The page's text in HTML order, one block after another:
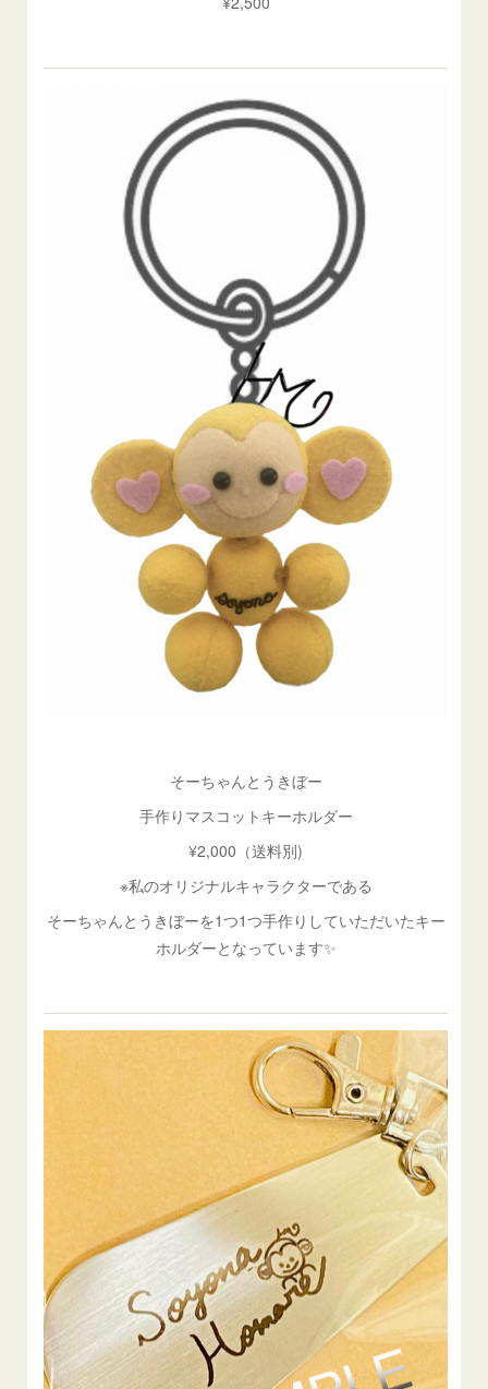
そーちゃんとうきぼー
手作りマスコットキーホルダー
¥2,000（送料別)
※私のオリジナルキャラクターである
そーちゃんとうきぼーを1つ1つ手作りしていただいたキー
ホルダーとなっています✨